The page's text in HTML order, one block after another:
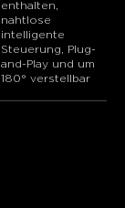
enthalten,
nahtlose
intelligente
Steuerung, Plug-
and-Play und um
180° verstellbar